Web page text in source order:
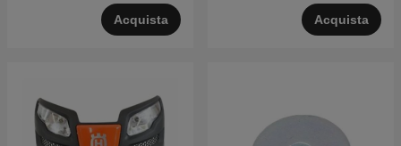
Acquista Acquista